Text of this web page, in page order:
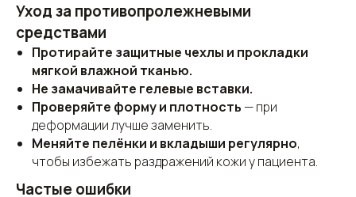
Уход за противопролежневыми
средствами
Протирайте защитные чехлы и прокладки
мягкой влажной тканью.
Не замачивайте гелевые вставки.
Проверяйте форму и плотность — при
деформации лучше заменить.
Меняйте пелёнки и вкладыши регулярно,
чтобы избежать раздражений кожи у пациента.
Частые ошибки
Маршрутки: 22, 78
+7 (3452) 46-49-60